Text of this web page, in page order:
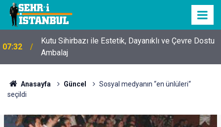
07:32
Kutu Sihirbazı ile Estetik, Dayanıklı ve Çevre Dostu
Ambalaj
Anasayfa Güncel
Sosyal medyanın “en ünlüleri“
seçildi